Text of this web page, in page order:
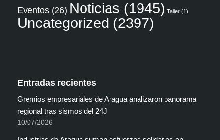
Eventos (26) Noticias (1945) Taller (1)
Uncategorized (2397)
Entradas recientes
Gremios empresariales de Aragua analizaron panorama
regional tras sismos del 24J
10/07/2026